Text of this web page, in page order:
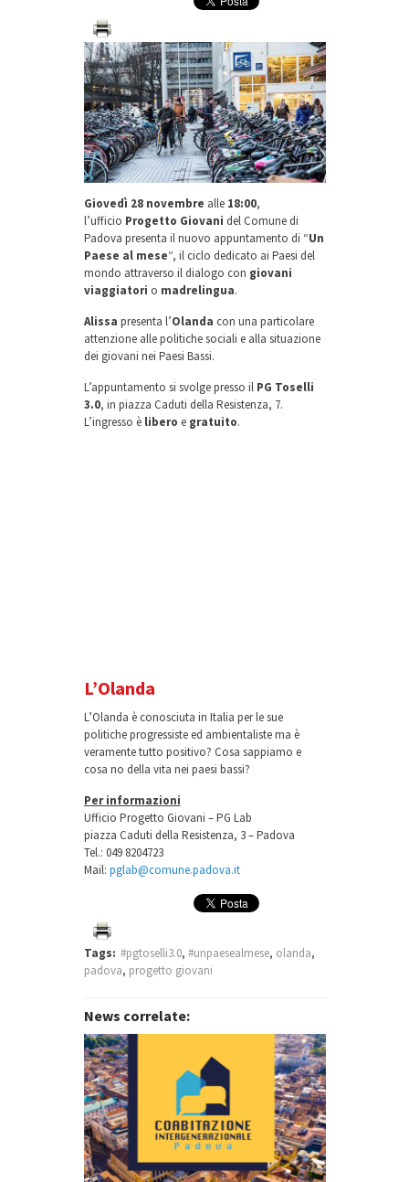
Giovedì 28 novembre alle18:00,
l’ufficio Progetto Giovani del Comune di
Padova presenta il nuovo appuntamento di “Un
Paese al mese“, il ciclo dedicato ai Paesi del
mondo attraverso il dialogo con giovani
viaggiatori o madrelingua.
Alissa presenta l’Olanda con una particolare
attenzione alle politiche sociali e alla situazione
dei giovani nei Paesi Bassi.
L’appuntamento si svolge presso il PG Toselli
3.0, in piazza Caduti della Resistenza, 7.
L’ingresso è libero e gratuito.
L’Olanda
L’Olanda è conosciuta in Italia per le sue
politiche progressiste ed ambientaliste ma è
veramente tutto positivo? Cosa sappiamo e
cosa no della vita nei paesi bassi?
Per informazioni
Ufficio Progetto Giovani – PG Lab
piazza Caduti della Resistenza, 3 – Padova
Tel.: 049 8204723
Mail: pglab@comune.padova.it
Tags: #pgtoselli3.0, #unpaesealmese, olanda,
padova, progetto giovani
News correlate: